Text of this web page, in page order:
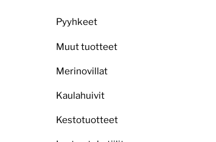
Pyyhkeet
Muut tuotteet
Merinovillat
Kaulahuivit
Kestotuotteet